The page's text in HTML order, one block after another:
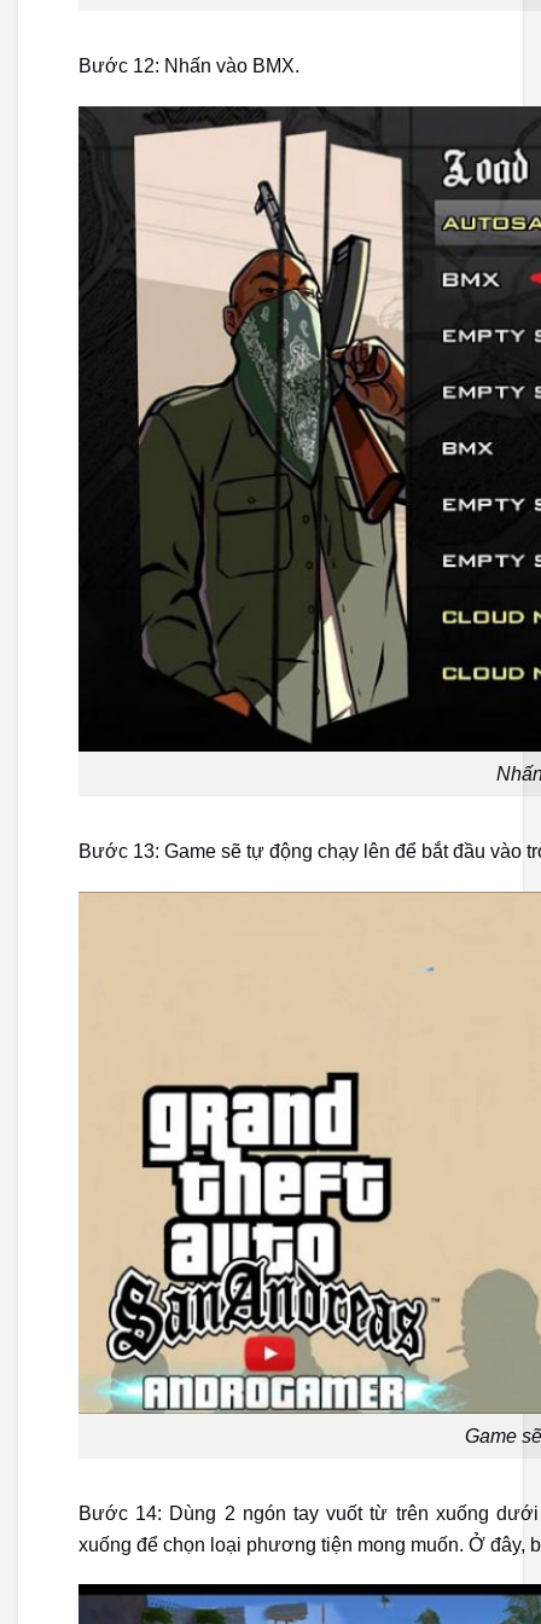
Bước 12: Nhấn vào BMX.
Bước 13: Game sẽ tự động chạy lên để bắt đầu vào
Game
Bước 14: Dùng 2 ngón tay vuốt từ trên xuống
xuống để chọn loại phương tiện mong muốn. Ở đây,